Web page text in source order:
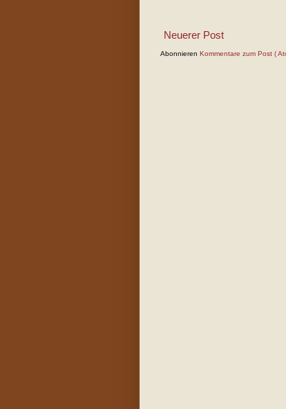
Neuerer Post
Abonnieren Kommentare zum Post (